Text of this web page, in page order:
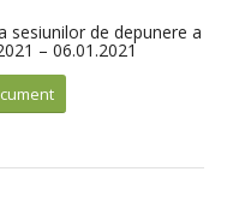
sesiunilor de depunere a
– 06.01.2021